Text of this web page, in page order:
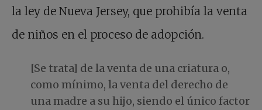
la ley de Nueva Jersey, que prohibía la venta
de niños en el proceso de adopción.
[Se trata] de la venta de una criatura o,
como mínimo, la venta del derecho de
una madre a su hijo, siendo el único factor